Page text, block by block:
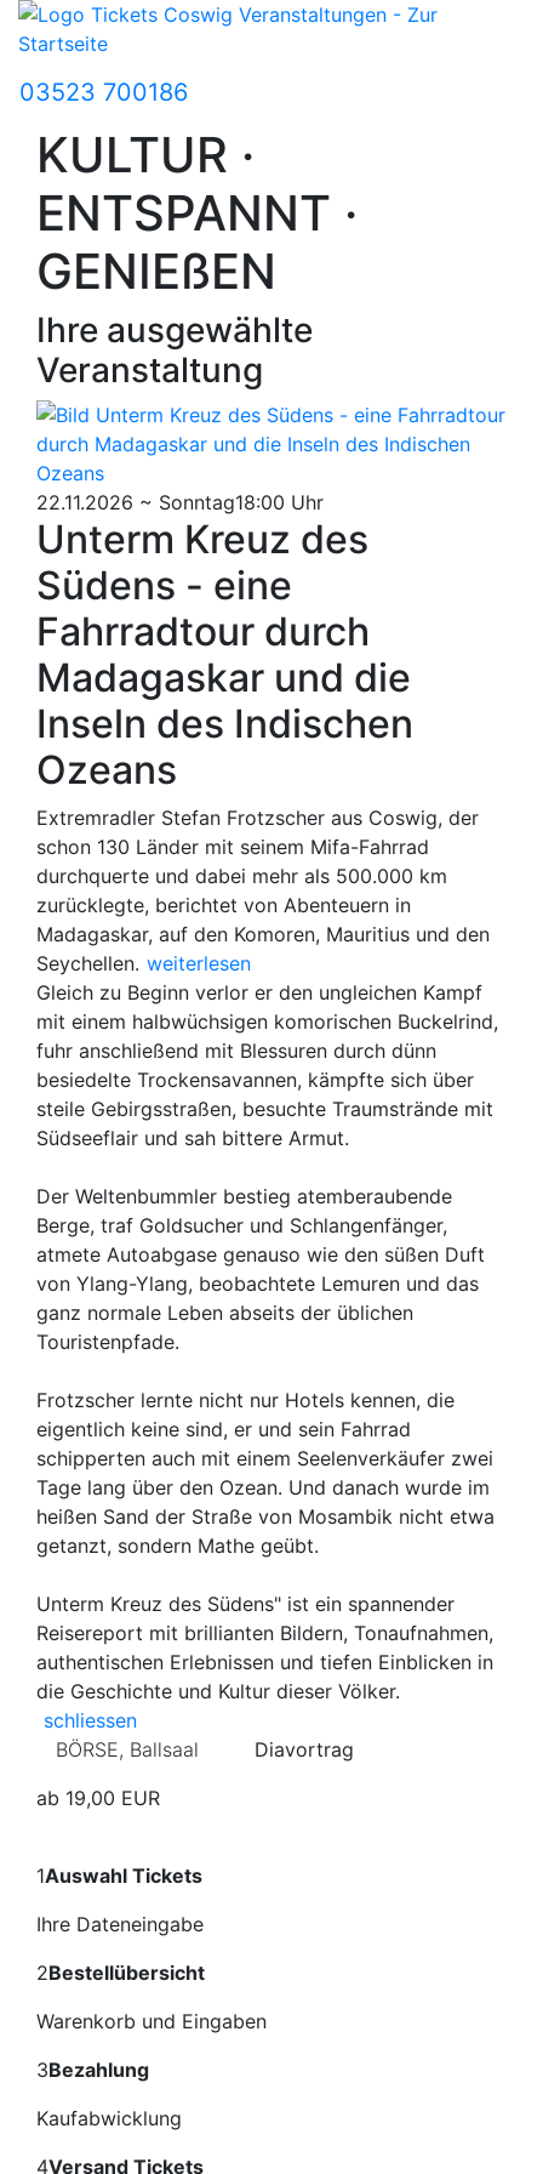
03523 700186
KULTUR ·
ENTSPANNT ·
GENIEßEN
Ihre ausgewählte
Veranstaltung
22.11.2026 ~ Sonntag18:00 Uhr
Unterm Kreuz des
Südens - eine
Fahrradtour durch
Madagaskar und die
Inseln des Indischen
Ozeans
Extremradler Stefan Frotzscher aus Coswig, der
schon 130 Länder mit seinem Mifa-Fahrrad
durchquerte und dabei mehr als 500.000 km
zurücklegte, berichtet von Abenteuern in
Madagaskar, auf den Komoren, Mauritius und den
Seychellen. Weitere Informationen zur Veranstaltung
weiterlesen
Gleich zu Beginn verlor er den ungleichen Kampf
mit einem halbwüchsigen komorischen Buckelrind,
fuhr anschließend mit Blessuren durch dünn
besiedelte Trockensavannen, kämpfte sich über
steile Gebirgsstraßen, besuchte Traumstrände mit
Südseeflair und sah bittere Armut.
Der Weltenbummler bestieg atemberaubende
Berge, traf Goldsucher und Schlangenfänger,
atmete Autoabgase genauso wie den süßen Duft
von Ylang-Ylang, beobachtete Lemuren und das
ganz normale Leben abseits der üblichen
Touristenpfade.
Frotzscher lernte nicht nur Hotels kennen, die
eigentlich keine sind, er und sein Fahrrad
schipperten auch mit einem Seelenverkäufer zwei
Tage lang über den Ozean. Und danach wurde im
heißen Sand der Straße von Mosambik nicht etwa
getanzt, sondern Mathe geübt.
Unterm Kreuz des Südens" ist ein spannender
Reisereport mit brillianten Bildern, Tonaufnahmen,
authentischen Erlebnissen und tiefen Einblicken in
die Geschichte und Kultur dieser Völker.
Weitere Informationen zur Veranstaltung wieder schließen
schliessen
BÖRSE, Ballsaal
Diavortrag
ab 19,00 EUR
1Auswahl Tickets
Ihre Dateneingabe
2Bestellübersicht
Warenkorb und Eingaben
3Bezahlung
Kaufabwicklung
4Versand Tickets